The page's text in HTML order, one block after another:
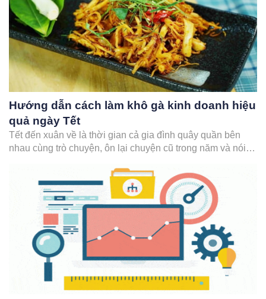
Hướng dẫn cách làm khô gà kinh doanh hiệu
quả ngày Tết
Tết đến xuân về là thời gian cả gia đình quây quần bên
nhau cùng trò chuyện, ôn lại chuyện cũ trong năm và nói
nhắm, một vài chén rượu, vài lon bia là có thể buôn…